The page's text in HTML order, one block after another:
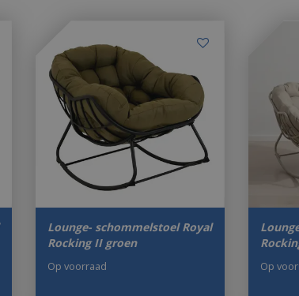
Lounge- schommelstoel Royal
Rocking II groen
Op voorraad Op